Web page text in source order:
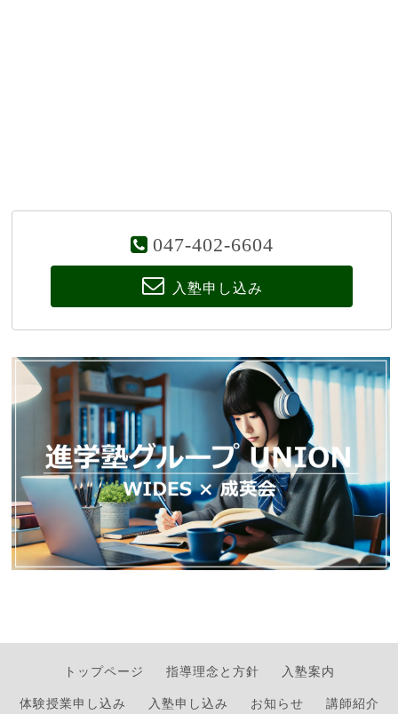
047-402-6604
入塾申し込み
トップページ 指導理念と方針 入塾案内
体験授業申し込み 入塾申し込み お知らせ 講師紹介